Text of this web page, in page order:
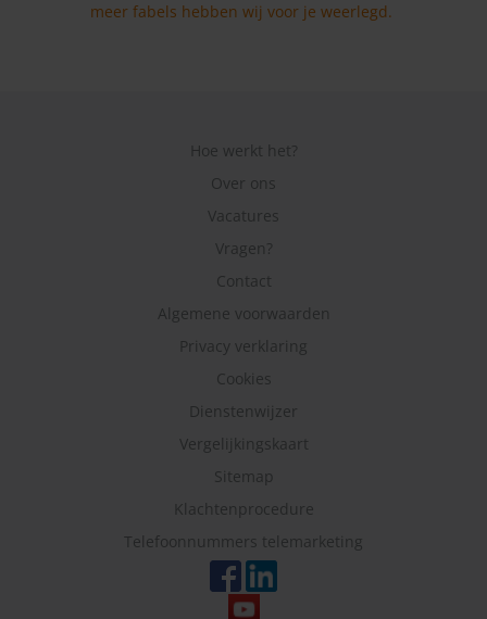
meer fabels hebben wij voor je weerlegd.
Hoe werkt het?
Over ons
Vacatures
Vragen?
Contact
Algemene voorwaarden
Privacy verklaring
Cookies
Dienstenwijzer
Vergelijkingskaart
Sitemap
Klachtenprocedure
Telefoonnummers telemarketing